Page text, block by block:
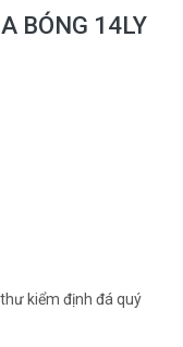
BÓNG 14LY
kiểm định đá quý